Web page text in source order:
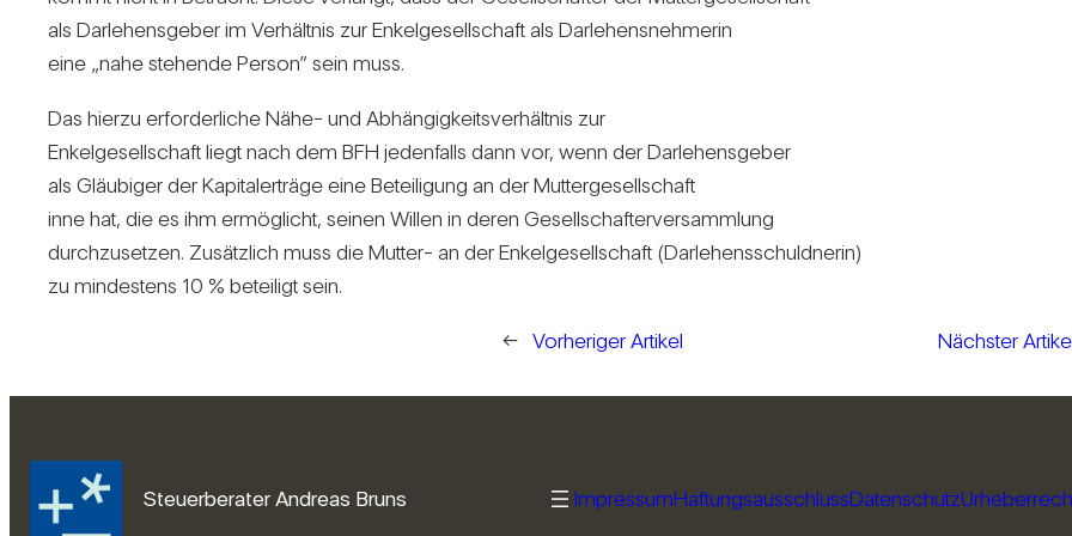
als Dar­le­hens­geber im Ver­hältnis zur Enkel­ge­sell­schaft als Dar­le­hens­neh­merin
eine „nahe ste­hende Person” sein muss.
Das hierzu erfor­der­liche Nähe- und Abhän­gig­keits­ver­hältnis zur
Enkel­ge­sell­schaft liegt nach dem BFH jeden­falls dann vor, wenn der Dar­le­hens­geber
als Gläu­biger der Kapi­tal­erträge eine Betei­li­gung an der Mut­ter­ge­sell­schaft
inne hat, die es ihm ermög­licht, seinen Willen in deren Gesell­schaf­ter­ver­samm­lung
durch­zu­setzen. Zusätz­lich muss die Mutter- an der Enkel­ge­sell­schaft (Dar­le­hens­schuld­nerin)
zu min­des­tens 10 % betei­ligt sein.
← Vorheriger Artikel Nächster
Steuerberater Andreas Bruns ImpressumHaftungsausschlussDatenschutz